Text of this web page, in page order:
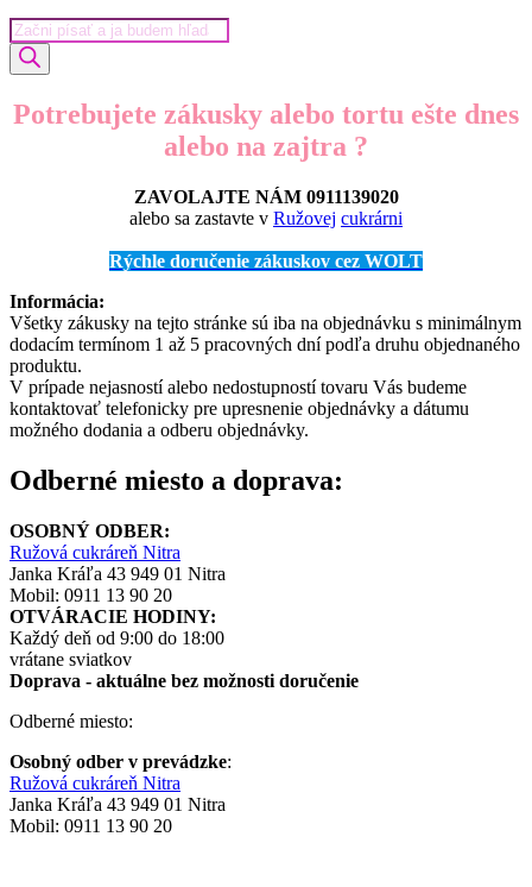
Products
search
Potrebujete zákusky alebo tortu ešte dnes
alebo na zajtra ?
ZAVOLAJTE NÁM 0911139020
alebo sa zastavte v Ružovej cukrárni
Rýchle doručenie zákuskov cez WOLT
Informácia:
Všetky zákusky na tejto stránke sú iba na objednávku s minimálnym
dodacím termínom 1 až 5 pracovných dní podľa druhu objednaného
produktu.
V prípade nejasností alebo nedostupností tovaru Vás budeme
kontaktovať telefonicky pre upresnenie objednávky a dátumu
možného dodania a odberu objednávky.
Odberné miesto a doprava:
OSOBNÝ ODBER:
Ružová cukráreň Nitra
Janka Kráľa 43 949 01 Nitra
Mobil: 0911 13 90 20
OTVÁRACIE HODINY:
Každý deň od 9:00 do 18:00
vrátane sviatkov
Doprava - aktuálne bez možnosti doručenie
Odberné miesto:
Osobný odber v prevádzke:
Ružová cukráreň Nitra
Janka Kráľa 43 949 01 Nitra
Mobil: 0911 13 90 20